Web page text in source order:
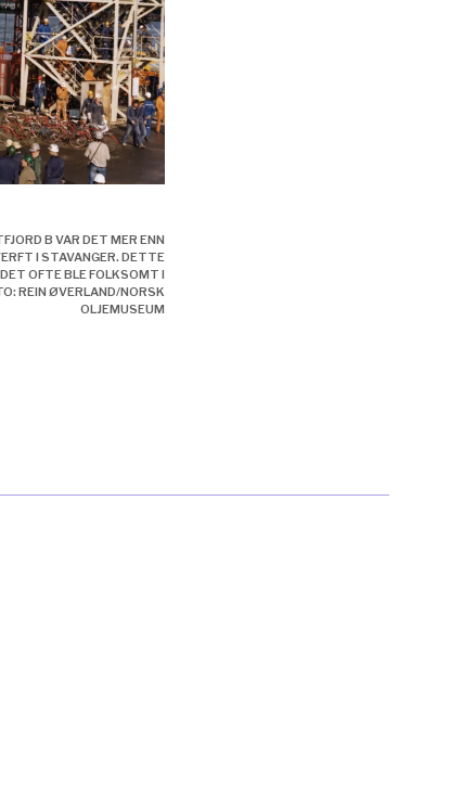
B VAR DET MER ENN
I STAVANGER. DETTE
OFTE BLE FOLKSOMT I
REIN ØVERLAND/NORSK
OLJEMUSEUM